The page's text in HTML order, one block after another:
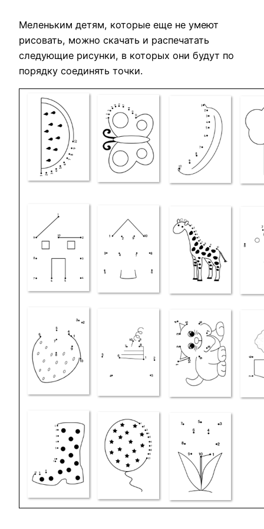
Меленьким детям, которые еще не умеют
рисовать, можно скачать и распечатать
следующие рисунки, в которых они будут по
порядку соединять точки.